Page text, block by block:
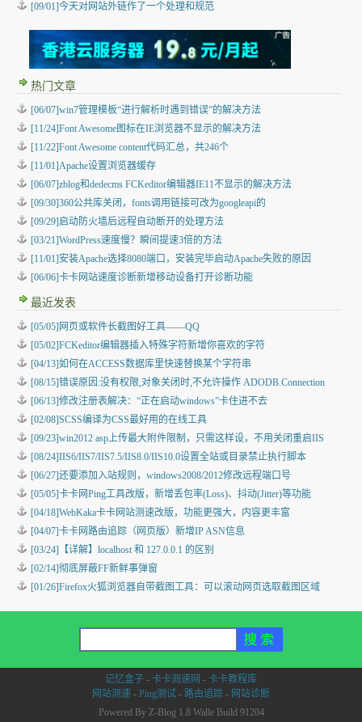
[09/01]今天对网站外链作了一个处理和规范
热门文章
[06/07]win7管理模板“进行解析时遇到错误”的解决方法
[11/24]Font Awesome图标在IE浏览器不显示的解决方法
[11/22]Font Awesome content代码汇总，共246个
[11/01]Apache设置浏览器缓存
[06/07]zblog和dedecms FCKeditor编辑器IE11不显示的解决方法
[09/30]360公共库关闭，fonts调用链接可改为googleapi的
[09/29]启动防火墙后远程自动断开的处理方法
[03/21]WordPress速度慢？瞬间提速3倍的方法
[11/01]安装Apache选择8080端口，安装完毕启动Apache失败的原因
[06/06]卡卡网站速度诊断新增移动设备打开诊断功能
最近发表
[05/05] 网页或软件长截图好工具——QQ
[05/02]FCKeditor编辑器插入特殊字符新增你喜欢的字符
[04/13]如何在ACCESS数据库里快速替换某个字符串
[08/15]错误原因:没有权限,对象关闭时,不允许操作 ADODB.Connection
[06/13]修改注册表解决：“正在启动windows”卡住进不去
[02/08]SCSS编译为CSS最好用的在线工具
[09/23]win2012 asp上传最大附件限制，只需这样设，不用关闭重启IIS
[08/24]IIS6/IIS7/IIS7.5/IIS8.0/IIS10.0设置全站或目录禁止执行脚本
[06/27]还要添加入站规则，windows2008/2012修改远程端口号
[05/05]卡卡网Ping工具改版，新增丢包率(Loss)、抖动(Jitter)等功能
[04/18]WebKaka卡卡网站测速改版，功能更强大，内容更丰富
[04/07]卡卡网路由追踪（网页版）新增IP ASN信息
[03/24] 【详解】localhost 和 127.0.0.1 的区别
[02/14]彻底屏蔽FF新鲜事弹窗
[01/26]Firefox火狐浏览器自带截图工具：可以滚动网页选取截图区域
记忆盒子 - 卡卡测速网 - 卡卡教程库
网站测速 - Ping测试 - 路由追踪 - 网站诊断
Powered By Z-Blog 1.8 Walle Build 91204